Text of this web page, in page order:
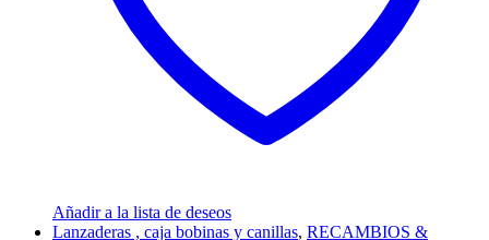
Añadir a la lista de deseos
Lanzaderas , caja bobinas y canillas, RECAMBIOS &